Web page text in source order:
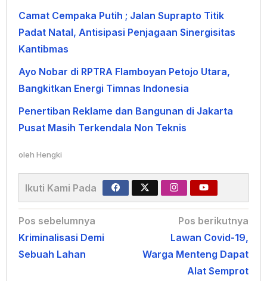
Camat Cempaka Putih ; Jalan Suprapto Titik
Padat Natal, Antisipasi Penjagaan Sinergisitas
Kantibmas
Ayo Nobar di RPTRA Flamboyan Petojo Utara,
Bangkitkan Energi Timnas Indonesia
Penertiban Reklame dan Bangunan di Jakarta
Pusat Masih Terkendala Non Teknis
oleh Hengki
Ikuti Kami Pada
Navigasi
pos
Pos sebelumnya
Kriminalisasi Demi
Sebuah Lahan
Pos berikutnya
Lawan Covid-19,
Warga Menteng Dapat
Alat Semprot